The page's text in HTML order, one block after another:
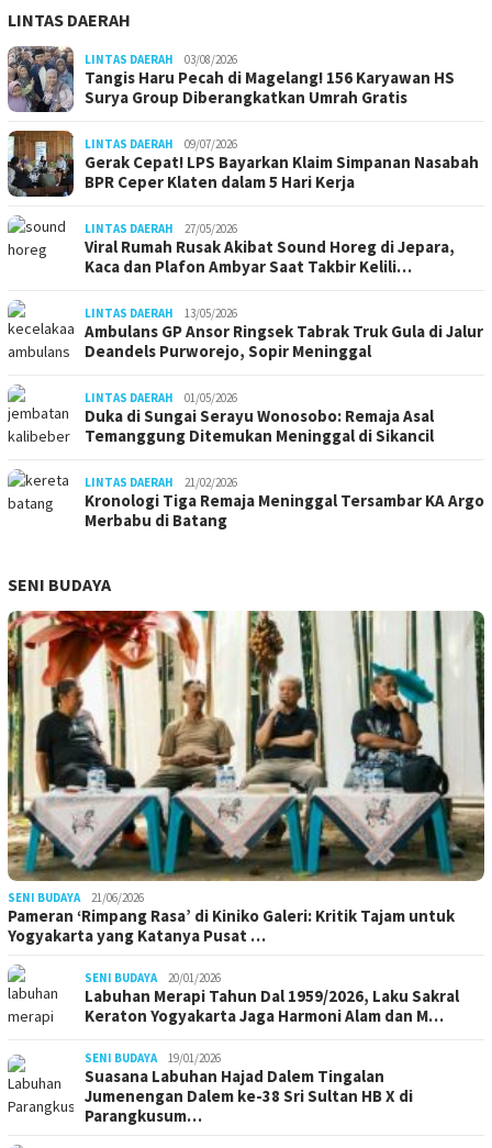
LINTAS DAERAH
LINTAS DAERAH 03/08/2026
Tangis Haru Pecah di Magelang! 156 Karyawan HS
Surya Group Diberangkatkan Umrah Gratis
LINTAS DAERAH 09/07/2026
Gerak Cepat! LPS Bayarkan Klaim Simpanan Nasabah
BPR Ceper Klaten dalam 5 Hari Kerja
LINTAS DAERAH 27/05/2026
Viral Rumah Rusak Akibat Sound Horeg di Jepara,
Kaca dan Plafon Ambyar Saat Takbir Kelili…
LINTAS DAERAH 13/05/2026
Ambulans GP Ansor Ringsek Tabrak Truk Gula di Jalur
Deandels Purworejo, Sopir Meninggal
LINTAS DAERAH 01/05/2026
Duka di Sungai Serayu Wonosobo: Remaja Asal
Temanggung Ditemukan Meninggal di Sikancil
LINTAS DAERAH 21/02/2026
Kronologi Tiga Remaja Meninggal Tersambar KA Argo
Merbabu di Batang
SENI BUDAYA
SENI BUDAYA 21/06/2026
Pameran ‘Rimpang Rasa’ di Kiniko Galeri: Kritik Tajam untuk
Yogyakarta yang Katanya Pusat …
SENI BUDAYA 20/01/2026
Labuhan Merapi Tahun Dal 1959/2026, Laku Sakral
Keraton Yogyakarta Jaga Harmoni Alam dan M…
SENI BUDAYA 19/01/2026
Suasana Labuhan Hajad Dalem Tingalan
Jumenengan Dalem ke-38 Sri Sultan HB X di
Parangkusum…